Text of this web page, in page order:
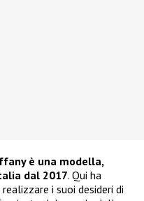
è una modella,
dal 2017. Qui ha
i suoi desideri di